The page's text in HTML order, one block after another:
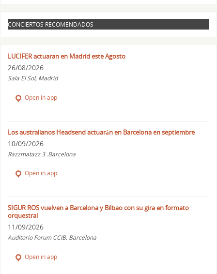
CONCIERTOS RECOMENDADOS
LUCIFER actuaran en Madrid este Agosto
26/08/2026
Sala El Sol, Madrid
Open in app
Los australianos Headsend actuarán en Barcelona en septiembre
10/09/2026
Razzmatazz 3 .Barcelona
Open in app
SIGUR ROS vuelven a Barcelona y Bilbao con su gira en formato
orquestral
11/09/2026
Auditorio Forum CCIB, Barcelona
Open in app